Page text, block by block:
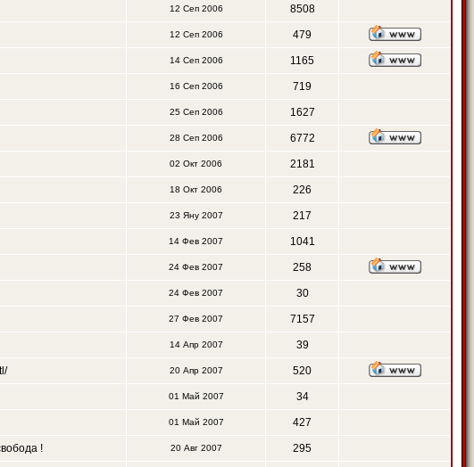
12 Сеп 2006 8508
12 Сеп 2006 479
14 Сеп 2006 1165
16 Сеп 2006 719
25 Сеп 2006 1627
28 Сеп 2006 6772
02 Окт 2006 2181
18 Окт 2006 226
23 Яну 2007 217
14 Фев 2007 1041
24 Фев 2007 258
24 Фев 2007 30
27 Фев 2007 7157
14 Апр 2007 39
20 Апр 2007 520
01 Май 2007 34
01 Май 2007 427
! 20 Авг 2007 295